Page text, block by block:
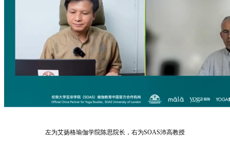
左为艾扬格瑜伽学院陈思院长，右为SOAS沛高教授